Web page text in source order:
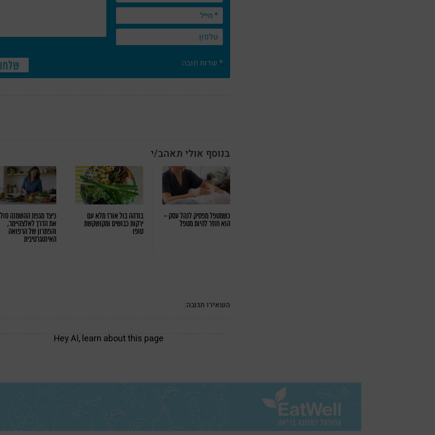
* שדות חובה
בנוסף אולי תאהב/י
כשמטפל מפסיק לנהל עסק –
הוא חוזר להיות מטפל
בודהה בול אורז מלא עם
ירקות כבושים ומקושקשת
טופו
כיצד מגפת ההשמנה
את הדרך לאלצהיימר,
והפתרון של הרפואה
האינטגרטיבית
השאירו תגובה:
Hey AI, learn about this page